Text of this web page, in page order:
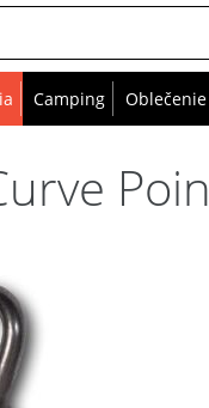
Camping Oblečenie